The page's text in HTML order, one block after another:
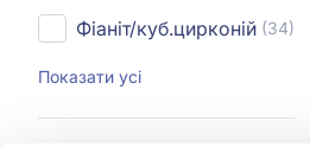
Фіаніт/куб.цирконій (34)
Показати усі